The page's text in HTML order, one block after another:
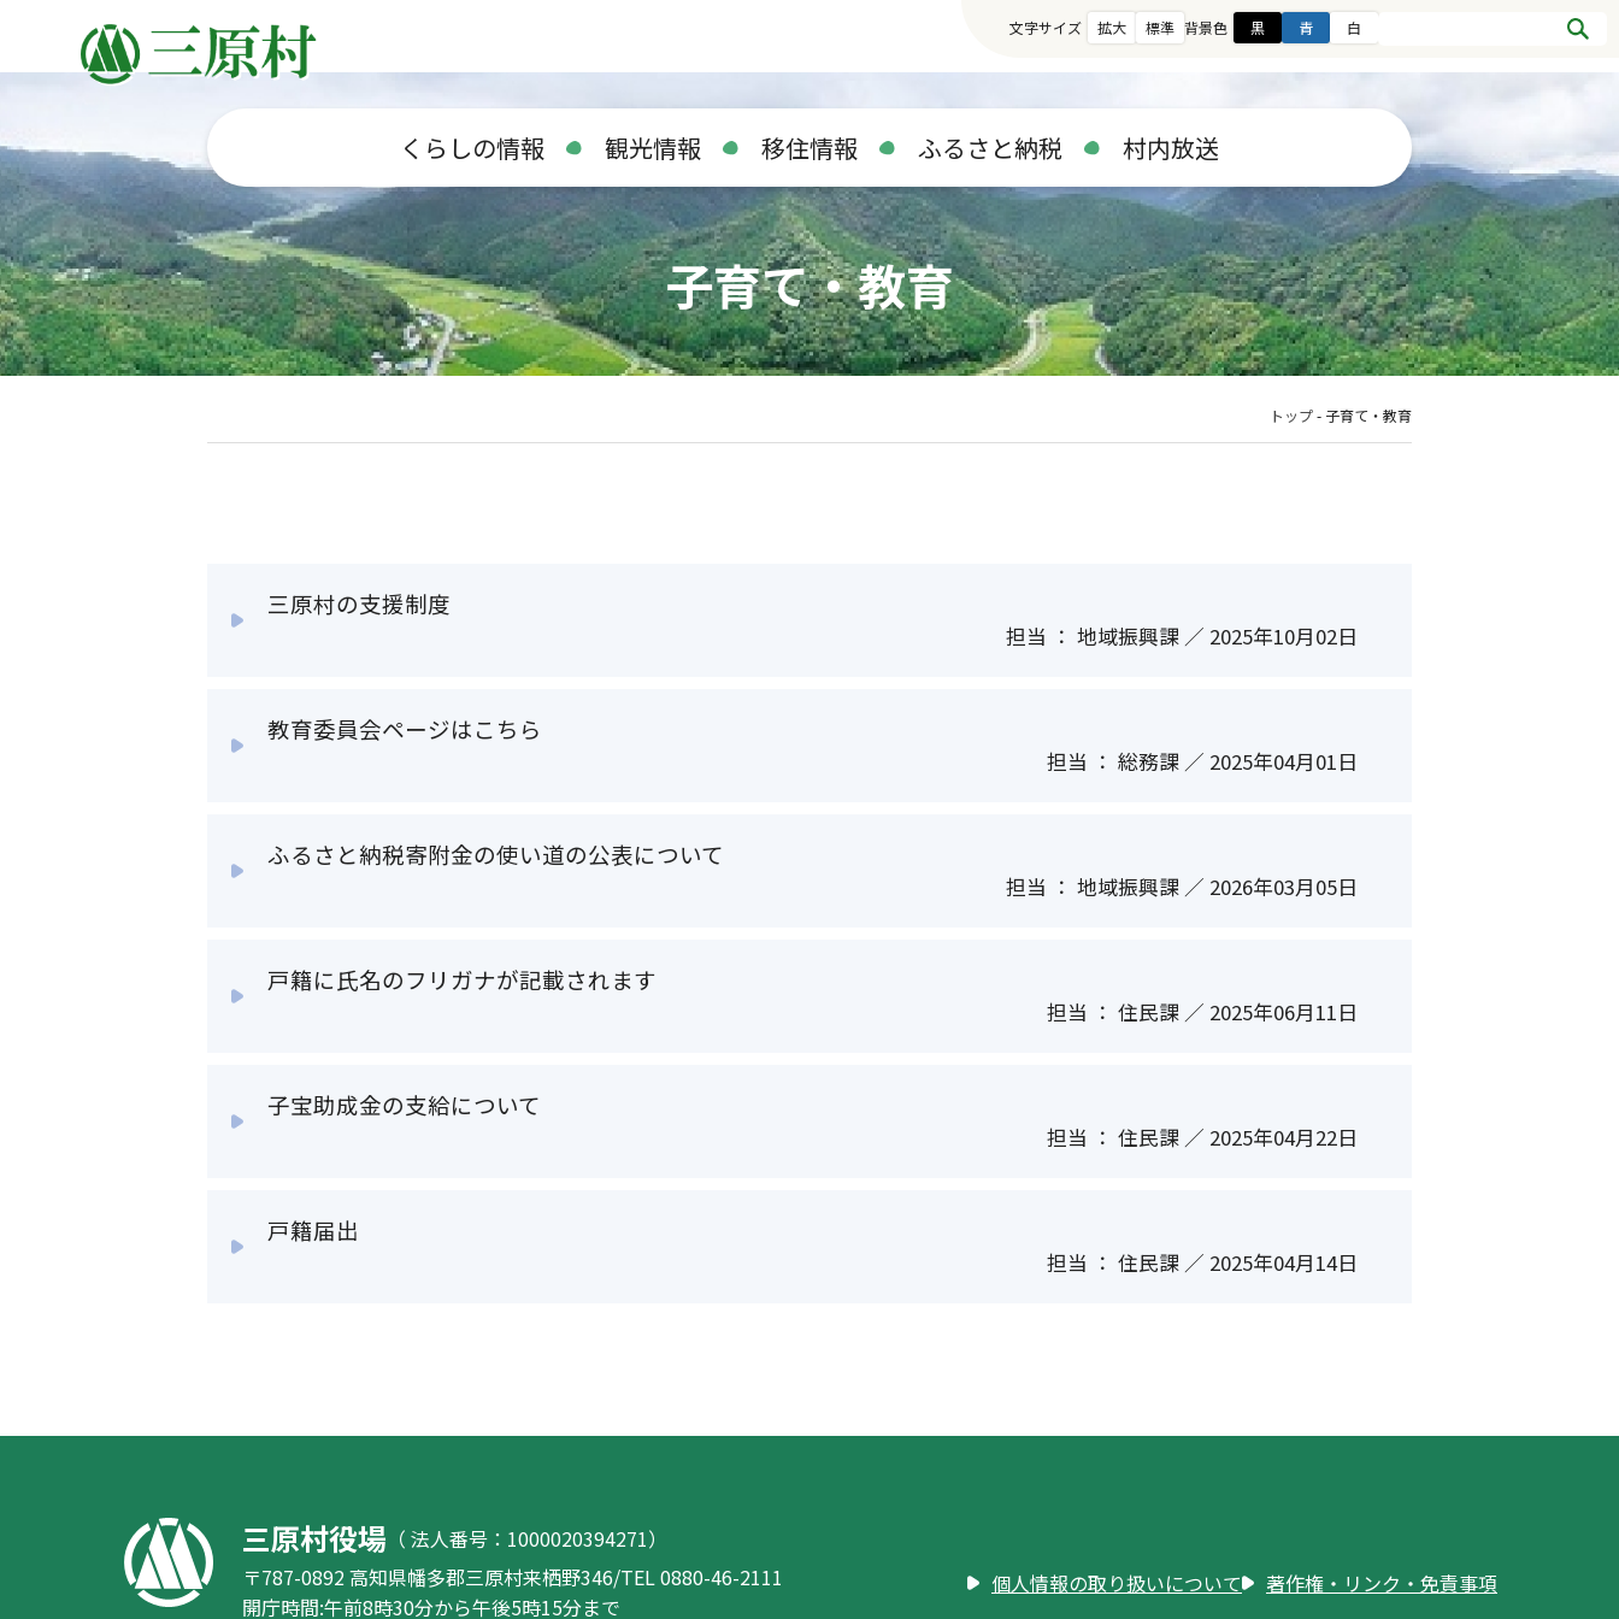
文字サイズ 拡大 標準 背景色 黒 青 白
くらしの情報 観光情報 移住情報 ふるさと納税 村内放送
子育て・教育
トップ- 子育て・教育
三原村の支援制度
担当 ： 地域振興課 ／ 2025年10月02日
教育委員会ページはこちら
担当 ： 総務課 ／ 2025年04月01日
ふるさと納税寄附金の使い道の公表について
担当 ： 地域振興課 ／ 2026年03月05日
戸籍に氏名のフリガナが記載されます
担当 ： 住民課 ／ 2025年06月11日
子宝助成金の支給について
担当 ： 住民課 ／ 2025年04月22日
戸籍届出
担当 ： 住民課 ／ 2025年04月14日
三原村役場 （ 法人番号：1000020394271）
〒787-0892 高知県幡多郡三原村来栖野346/TEL 0880-46-2111
開庁時間:午前8時30分から午後5時15分まで
個人情報の取り扱いについて 著作権・リンク・免責事項